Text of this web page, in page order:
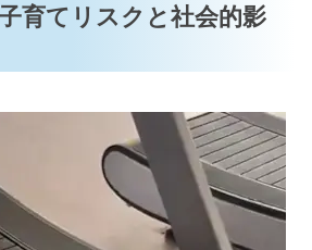
育てリスクと社会的影